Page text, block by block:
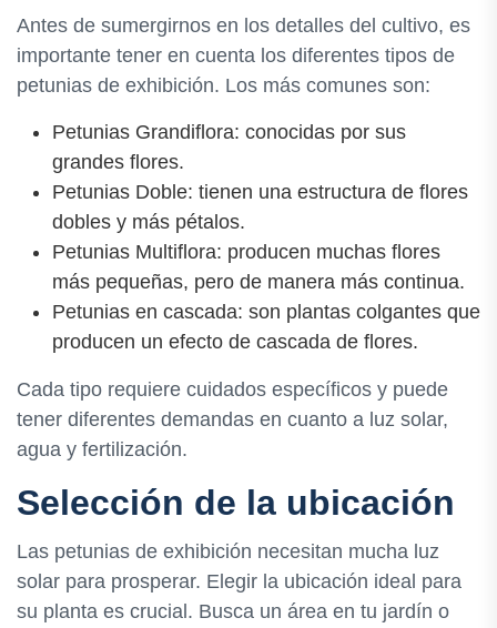
Antes de sumergirnos en los detalles del cultivo, es
importante tener en cuenta los diferentes tipos de
petunias de exhibición. Los más comunes son:
Petunias Grandiflora: conocidas por sus
grandes flores.
Petunias Doble: tienen una estructura de flores
dobles y más pétalos.
Petunias Multiflora: producen muchas flores
más pequeñas, pero de manera más continua.
Petunias en cascada: son plantas colgantes que
producen un efecto de cascada de flores.
Cada tipo requiere cuidados específicos y puede
tener diferentes demandas en cuanto a luz solar,
agua y fertilización.
Selección de la ubicación
Las petunias de exhibición necesitan mucha luz
solar para prosperar. Elegir la ubicación ideal para
su planta es crucial. Busca un área en tu jardín o